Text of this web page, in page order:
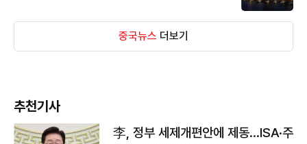
중국뉴스 더보기
추천기사
李, 정부 세제개편안에 제동…ISA·주